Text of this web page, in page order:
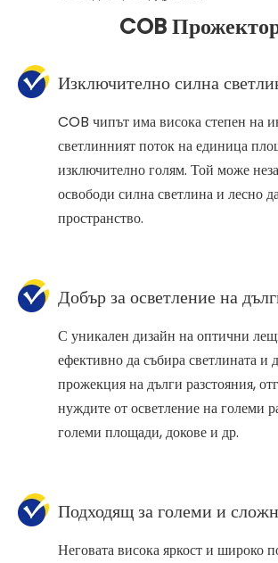
COB
Изключително силна
COB чипът има висока степен на
светлинният поток на единица
изключително голям. Той може
освободи силна светлина и лесно
пространство.
Добър за осветление на
С уникален дизайн на оптични
ефективно да събира светлината и
прожекция на дълги разстояния,
нуждите от осветление на големи
големи площади, докове и др.
Подходящ за големи и
Неговата висока яркост и широко